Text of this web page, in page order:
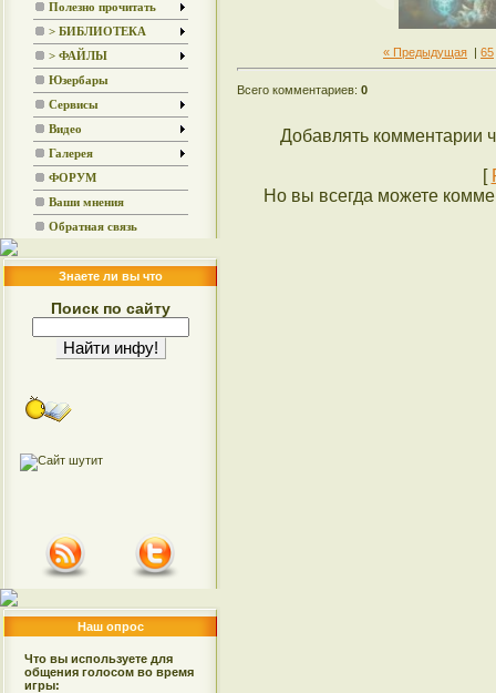
Полезно прочитать
> БИБЛИОТЕКА
> ФАЙЛЫ
Юзербары
Сервисы
Видео
Галерея
ФОРУМ
Ваши мнения
Обратная связь
Знаете ли вы что
Поиск по сайту
Наш опрос
Что вы используете для
общения голосом во время
игры:
« Предыдущая | 65
Всего комментариев: 0
Добавлять комментарии
[
Но вы всегда можете